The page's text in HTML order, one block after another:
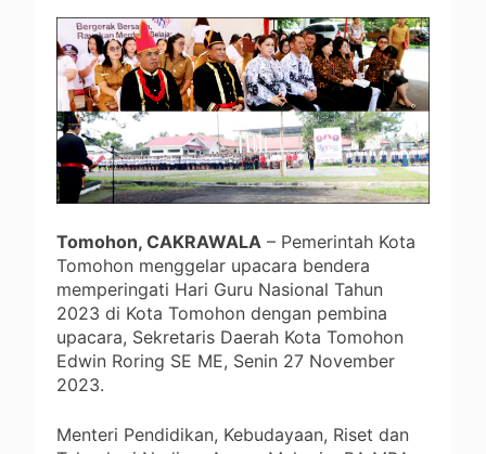
Tomohon, CAKRAWALA – Pemerintah Kota
Tomohon menggelar upacara bendera
memperingati Hari Guru Nasional Tahun
2023 di Kota Tomohon dengan pembina
upacara, Sekretaris Daerah Kota Tomohon
Edwin Roring SE ME, Senin 27 November
2023.
Menteri Pendidikan, Kebudayaan, Riset dan